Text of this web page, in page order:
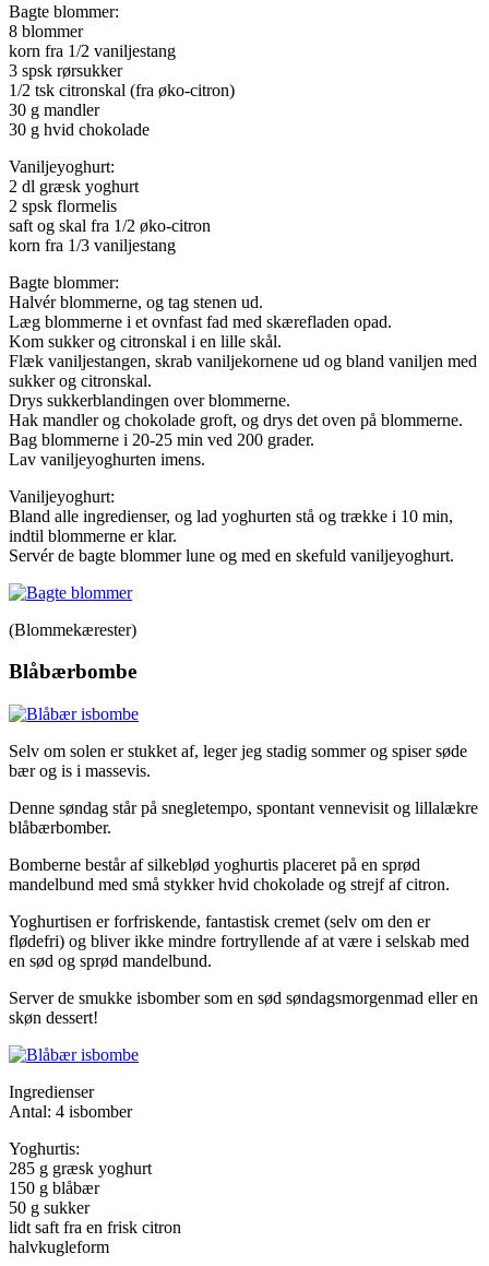
Bagte blommer:
8 blommer
korn fra 1/2 vaniljestang
3 spsk rørsukker
1/2 tsk citronskal (fra øko-citron)
30 g mandler
30 g hvid chokolade
Vaniljeyoghurt:
2 dl græsk yoghurt
2 spsk flormelis
saft og skal fra 1/2 øko-citron
korn fra 1/3 vaniljestang
Bagte blommer:
Halvér blommerne, og tag stenen ud.
Læg blommerne i et ovnfast fad med skærefladen opad.
Kom sukker og citronskal i en lille skål.
Flæk vaniljestangen, skrab vaniljekornene ud og bland vaniljen med
sukker og citronskal.
Drys sukkerblandingen over blommerne.
Hak mandler og chokolade groft, og drys det oven på blommerne.
Bag blommerne i 20-25 min ved 200 grader.
Lav vaniljeyoghurten imens.
Vaniljeyoghurt:
Bland alle ingredienser, og lad yoghurten stå og trække i 10 min,
indtil blommerne er klar.
Servér de bagte blommer lune og med en skefuld vaniljeyoghurt.
(Blommekærester)
Blåbærbombe
Selv om solen er stukket af, leger jeg stadig sommer og spiser søde
bær og is i massevis.
Denne søndag står på snegletempo, spontant vennevisit og lillalækre
blåbærbomber.
Bomberne består af silkeblød yoghurtis placeret på en sprød
mandelbund med små stykker hvid chokolade og strejf af citron.
Yoghurtisen er forfriskende, fantastisk cremet (selv om den er
flødefri) og bliver ikke mindre fortryllende af at være i selskab med
en sød og sprød mandelbund.
Server de smukke isbomber som en sød søndagsmorgenmad eller en
skøn dessert!
Ingredienser
Antal: 4 isbomber
Yoghurtis:
285 g græsk yoghurt
150 g blåbær
50 g sukker
lidt saft fra en frisk citron
halvkugleform